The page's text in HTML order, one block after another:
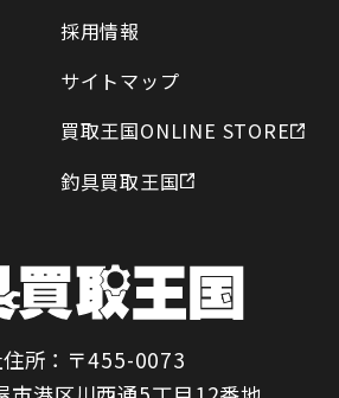
採用情報
サイトマップ
買取王国ONLINE STORE
釣具買取王国
所：〒455-0073